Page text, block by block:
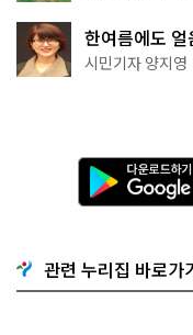
한여름에도
천국이네~
시민기자 양지영
다
운
로
기
G
o
관련 누리집 바로가